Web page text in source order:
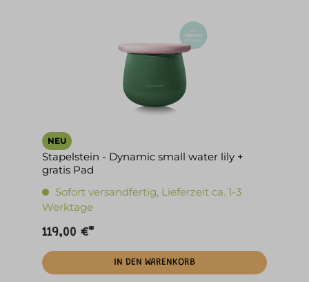
NEU
Stapelstein - Dynamic small water lily +
gratis Pad
Sofort versandfertig, Lieferzeit ca. 1-3
Werktage
119,00 €*
IN DEN WARENKORB